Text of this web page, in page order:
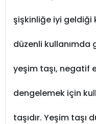
şişkinliğe iyi geldiği
düzenli kullanımda
yeşim taşı, negatif
dengelemek için
taşıdır. Yeşim taşı